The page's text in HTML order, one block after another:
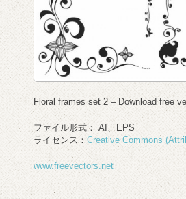
Floral frames set 2 – Download free
ファイル形式： AI、EPS
ライセンス： Creative Commons
www.freevectors.net